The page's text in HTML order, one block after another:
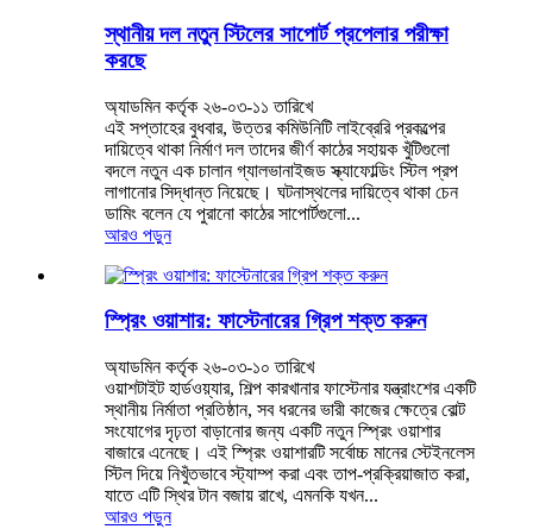
স্থানীয় দল নতুন স্টিলের সাপোর্ট প্রপেলার পরীক্ষা
করছে
অ্যাডমিন কর্তৃক ২৬-০৩-১১ তারিখে
এই সপ্তাহের বুধবার, উত্তর কমিউনিটি লাইব্রেরি প্রকল্পের
দায়িত্বে থাকা নির্মাণ দল তাদের জীর্ণ কাঠের সহায়ক খুঁটিগুলো
বদলে নতুন এক চালান গ্যালভানাইজড স্ক্যাফোল্ডিং স্টিল প্রপ
লাগানোর সিদ্ধান্ত নিয়েছে। ঘটনাস্থলের দায়িত্বে থাকা চেন
ডামিং বলেন যে পুরানো কাঠের সাপোর্টগুলো...
আরও পড়ুন
স্প্রিং ওয়াশার: ফাস্টেনারের গ্রিপ শক্ত করুন
অ্যাডমিন কর্তৃক ২৬-০৩-১০ তারিখে
ওয়াশটাইট হার্ডওয়্যার, শিল্প কারখানার ফাস্টেনার যন্ত্রাংশের একটি
স্থানীয় নির্মাতা প্রতিষ্ঠান, সব ধরনের ভারী কাজের ক্ষেত্রে বোল্ট
সংযোগের দৃঢ়তা বাড়ানোর জন্য একটি নতুন স্প্রিং ওয়াশার
বাজারে এনেছে। এই স্প্রিং ওয়াশারটি সর্বোচ্চ মানের স্টেইনলেস
স্টিল দিয়ে নিখুঁতভাবে স্ট্যাম্প করা এবং তাপ-প্রক্রিয়াজাত করা,
যাতে এটি স্থির টান বজায় রাখে, এমনকি যখন...
আরও পড়ুন